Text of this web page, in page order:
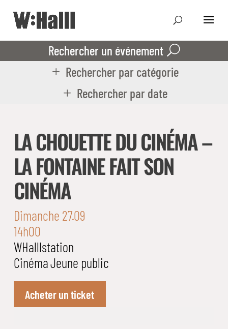
Rechercher un événement
Rechercher par catégorie
Rechercher par date
LA CHOUETTE DU CINÉMA –
LA FONTAINE FAIT SON
CINÉMA
Dimanche 27.09
14h00
WHalllstation
CinémaJeune public
Acheter un ticket